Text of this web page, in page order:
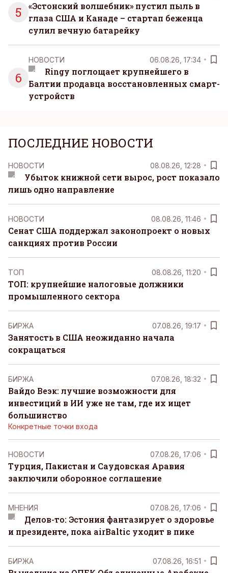
5
«Эстонский волшебник» пустил пыль в
глаза США и Канаде – стартап беженца
сулил вечную батарейку
6
НОВОСТИ 06.08.26, 17:34
Ringy поглощает крупнейшего в
Балтии продавца восстановленных смарт-
устройств
ПОСЛЕДНИЕ НОВОСТИ
НОВОСТИ 08.08.26, 12:28
Убыток книжной сети вырос, рост показало
лишь одно направление
НОВОСТИ 08.08.26, 11:46
Сенат США поддержал законопроект о новых
санкциях против России
ТОП 08.08.26, 11:20
ТОП: крупнейшие налоговые должники
промышленного сектора
БИРЖА 07.08.26, 19:17
Занятость в США неожиданно начала
сокращаться
БИРЖА 07.08.26, 18:32
Вайдо Веэк: лучшие возможности для
инвестиций в ИИ уже не там, где их ищет
большинство
Конкретные точки входа
НОВОСТИ 07.08.26, 17:06
Турция, Пакистан и Саудовская Аравия
заключили оборонное соглашение
MНЕНИЯ 07.08.26, 17:06
Делов-то: Эстония фантазирует о здоровье
и президенте, пока airBaltic уходит в пике
БИРЖА 07.08.26, 16:51